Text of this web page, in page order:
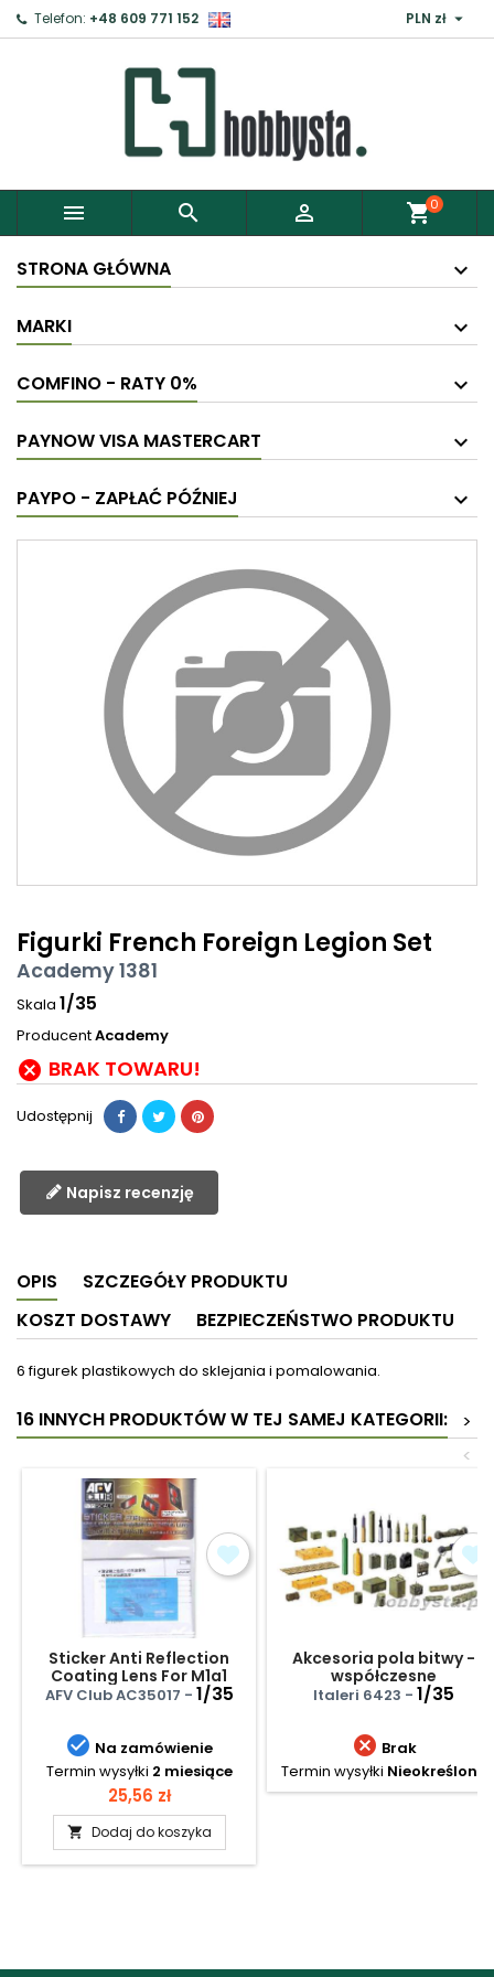
Telefon: +48 609 771 152 PLN zł 
   shopping_cart0
STRONA GŁÓWNA
MARKI
COMFINO - RATY 0%
PAYNOW VISA MASTERCART
PAYPO - ZAPŁAĆ PÓŹNIEJ
Figurki French Foreign Legion Set
Academy 1381
Skala 1/35
ProducentAcademy
 BRAK TOWARU!
Udostępnij
Napisz recenzję
OPIS
SZCZEGÓŁY PRODUKTU
KOSZT DOSTAWY
BEZPIECZEŃSTWO PRODUKTU
6 figurek plastikowych do sklejania i pomalowania.
16 INNYCH PRODUKTÓW W TEJ SAMEJ KATEGORII:
>
<
Sticker Anti Reflection
Coating Lens For M1a1
Aim/M1a2 Sep
AFV Club AC35017 - 1/35
 Na zamówienie
Termin wysyłki 2 miesiące
Cena
25,56 zł
 Dodaj do koszyka
Akcesoria pola bitwy -
współczesne
Italeri 6423 - 1/35
 Brak
Termin wysyłki Nieokreślony